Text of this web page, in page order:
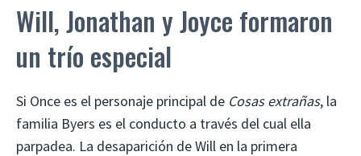
Will, Jonathan y Joyce formaron
un trío especial
Si Once es el personaje principal de Cosas extrañas, la
familia Byers es el conducto a través del cual ella
parpadea. La desaparición de Will en la primera